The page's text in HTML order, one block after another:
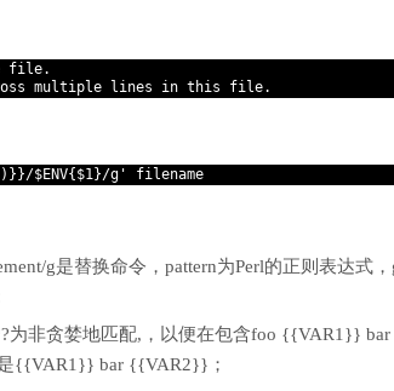
file.
multiple lines in this file.
$ENV{$1}/g' filename
g是替换命令，pattern为Perl的正则表达式
为非贪婪地匹配,，以便在包含foo {{VAR1}}
{{VAR1}} bar {{VAR2}}；